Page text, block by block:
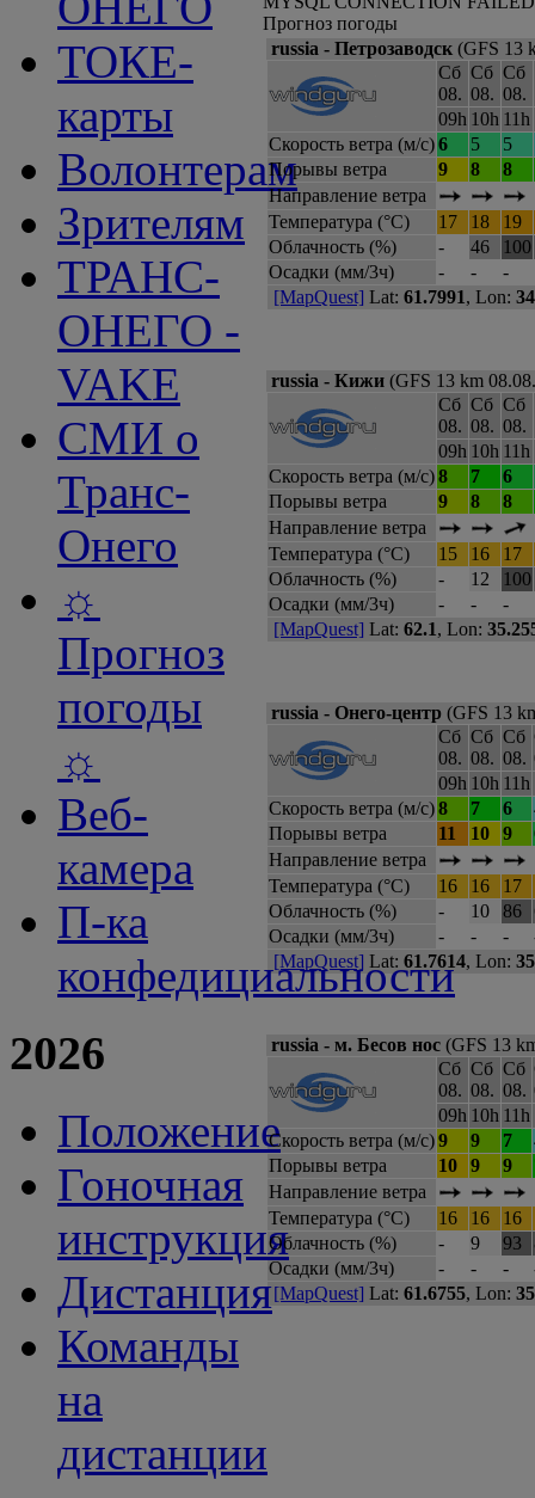
ТОКЕ-
карты
Волонтерам
Зрителям
ТРАНС-
ОНЕГО -
VAKE
СМИ о
Транс-
Онего
☼
Прогноз
погоды
☼
Веб-
камера
П-ка
конфедициальности
2026
Положение
Гоночная
инструкция
Дистанция
Команды
на
дистанции
Прогноз погоды
russia - Петрозаводск (GFS 13
Сб
08.
Сб
08.
Сб
08.
09h 10h 11h
Скорость ветра (м/с)6 5
5
Порывы ветра
9 8
8
Направление ветра
Температура (°C)
17 18
19
Облачность (%)
- 46
100
Осадки (мм/3ч)
- -
-
[MapQuest] Lat: 61.7991, Lon:
russia - Кижи (GFS 13 km
Сб
08.
Сб
08.
Сб
08.
09h 10h 11h
Скорость ветра (м/с)8 7
6
Порывы ветра
9 8
8
Направление ветра
Температура (°C)
15 16
17
Облачность (%)
- 12
100
Осадки (мм/3ч)
- -
-
[MapQuest] Lat: 62.1, Lon:
russia - Онего-центр (GFS 13
Сб
08.
Сб
08.
Сб
08.
09h 10h 11h
Скорость ветра (м/с)8 7 6
Порывы ветра
11 10 9
Направление ветра
Температура (°C)
16 16 17
Облачность (%)
- 10 86
Осадки (мм/3ч)
- - -
[MapQuest] Lat: 61.7614, Lon:
russia - м. Бесов нос (GFS 13
Сб
08.
Сб
08.
Сб
08.
09h 10h 11h
Скорость ветра (м/с)9 9 7
Порывы ветра
10 9 9
Направление ветра
Температура (°C)
16 16 16
Облачность (%)
- 9 93
Осадки (мм/3ч)
- - -
[MapQuest] Lat: 61.6755, Lon: